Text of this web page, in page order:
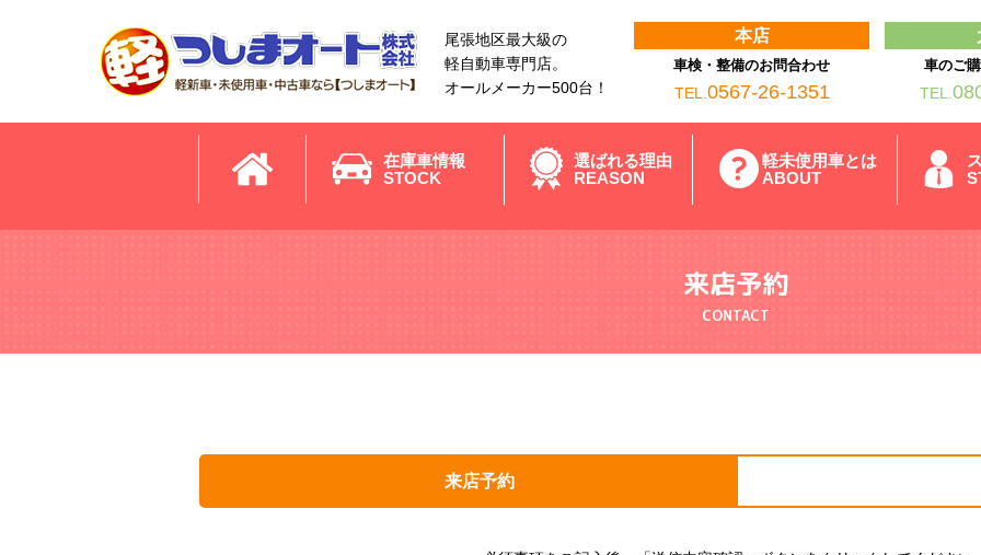
尾張地区最大級の
軽自動車専門店。
オールメーカー500台！
本店
車検・整備のお問合わせ
TEL. 0567-26-1351
車のご
TEL.
在庫車情報
STOCK
選ばれる理由
REASON
軽未使用車とは
ABOUT
来店予約
CONTACT
来店予約